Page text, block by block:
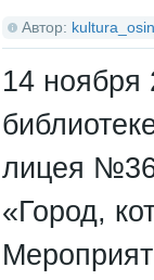
Автор:
14 ноября
лицея №36
«Город,